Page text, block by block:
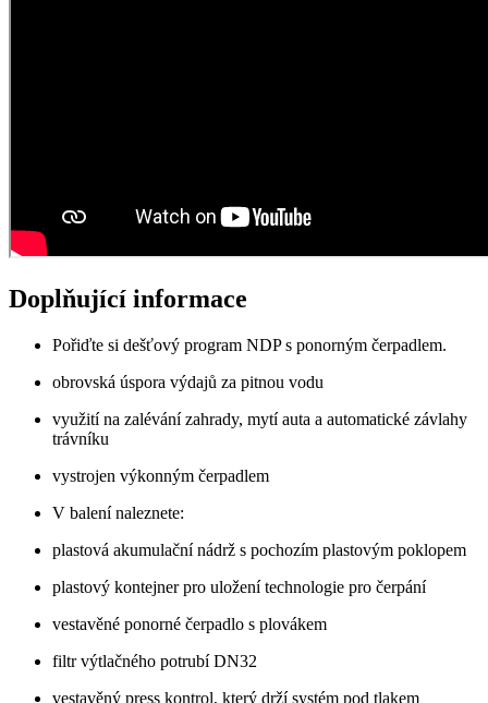
Doplňující informace
Pořiďte si dešťový program NDP s ponorným čerpadlem.
obrovská úspora výdajů za pitnou vodu
využití na zalévání zahrady, mytí auta a automatické závlahy
trávníku
vystrojen výkonným čerpadlem
V balení naleznete:
plastová akumulační nádrž s pochozím plastovým poklopem
plastový kontejner pro uložení technologie pro čerpání
vestavěné ponorné čerpadlo s plovákem
filtr výtlačného potrubí DN32
vestavěný press kontrol, který drží systém pod tlakem